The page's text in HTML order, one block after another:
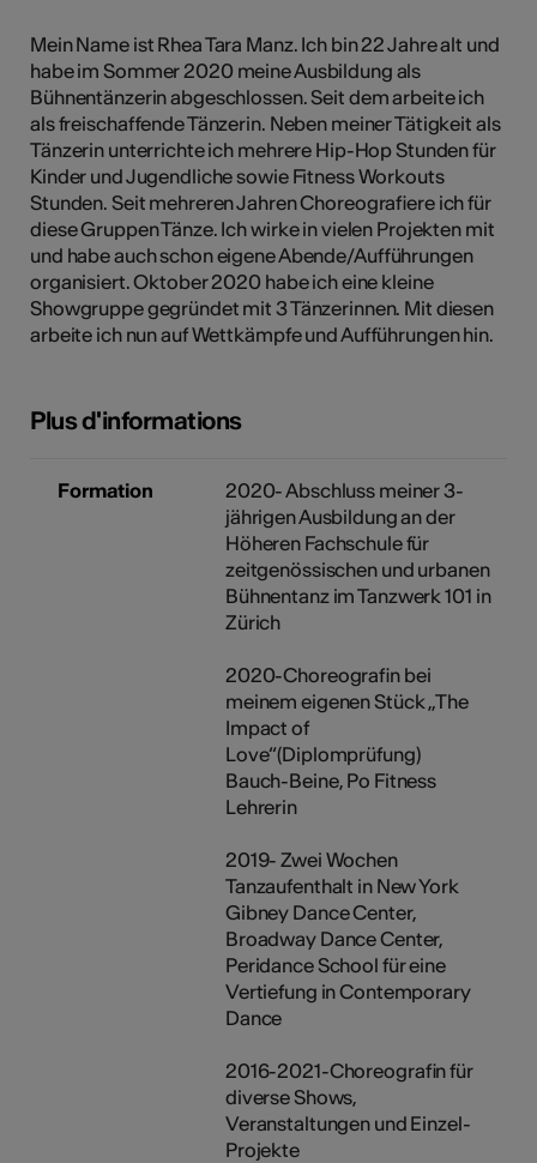
Mein Name ist Rhea Tara Manz. Ich bin 22 Jahre alt und
habe im Sommer 2020 meine Ausbildung als
Bühnentänzerin abgeschlossen. Seit dem arbeite ich
als freischaffende Tänzerin. Neben meiner Tätigkeit als
Tänzerin unterrichte ich mehrere Hip-Hop Stunden für
Kinder und Jugendliche sowie Fitness Workouts
Stunden. Seit mehreren Jahren Choreografiere ich für
diese Gruppen Tänze. Ich wirke in vielen Projekten mit
und habe auch schon eigene Abende/Aufführungen
organisiert. Oktober 2020 habe ich eine kleine
Showgruppe gegründet mit 3 Tänzerinnen. Mit diesen
arbeite ich nun auf Wettkämpfe und Aufführungen hin.
Plus d'informations
Formation
2020- Abschluss meiner 3-
jährigen Ausbildung an der
Höheren Fachschule für
zeitgenössischen und urbanen
Bühnentanz im Tanzwerk 101 in
Zürich
2020-Choreografin bei
meinem eigenen Stück „The
Impact of
Love“(Diplomprüfung)
Bauch-Beine, Po Fitness
Lehrerin
2019- Zwei Wochen
Tanzaufenthalt in New York
Gibney Dance Center,
Broadway Dance Center,
Peridance School für eine
Vertiefung in Contemporary
Dance
2016-2021-Choreografin für
diverse Shows,
Veranstaltungen und Einzel-
Projekte